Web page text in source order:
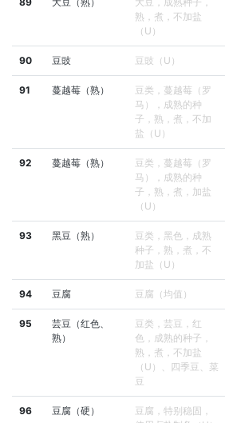
熟，煮，不加盐
（U）
90 豆豉 豆豉（U）
91 蔓越莓（熟）
豆类，蔓越莓（罗
马），成熟的种
子，熟，煮，不加
盐（U）
92 蔓越莓（熟）
豆类，蔓越莓（罗
马），成熟的种
子，熟，煮，加盐
（U）
93 黑豆（熟）
豆类，黑色，成熟
种子，熟，煮，不
加盐（U）
94 豆腐 豆腐（均值）
95
芸豆（红色、
熟）
豆类，芸豆，红
色，成熟的种子，
熟，煮，不加盐
（U）、四季豆、菜
豆
96 豆腐（硬）
豆腐，特别稳固，